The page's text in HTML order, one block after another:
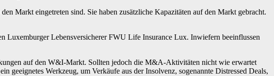
Markt eingetreten sind. Sie haben zusätz­liche Kapazitäten auf den Markt gebracht.
Luxemburger Lebensver­sicherer FWU Life Insurance Lux. ­Inwiefern beeinflussen
auf den W&I-Markt. Sollten jedoch die M&A-Aktivitäten nicht wie erwartet
Werkzeug, um Verkäufe aus der Insolvenz, sogenannte Distressed Deals,